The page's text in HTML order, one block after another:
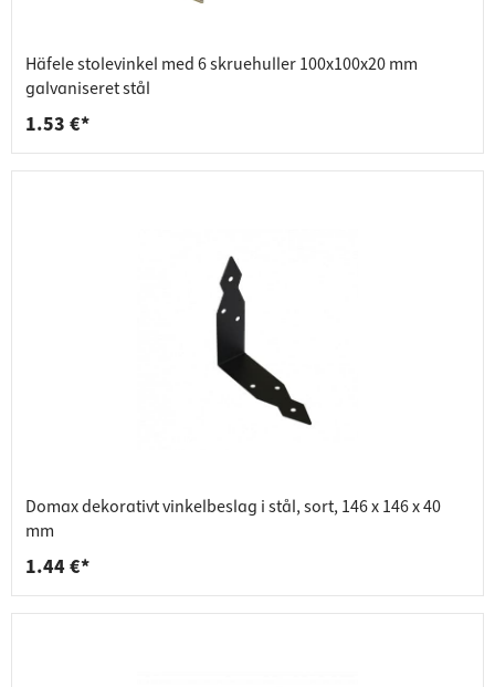
Häfele stolevinkel med 6 skruehuller 100x100x20 mm
galvaniseret stål
1.53 €*
Domax dekorativt vinkelbeslag i stål, sort, 146 x 146 x 40
mm
1.44 €*